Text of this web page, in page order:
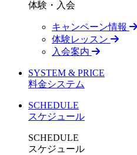
体験・入会
キャンペーン情報
体験レッスン
入会案内
SYSTEM & PRICE
料金システム
SCHEDULE
スケジュール
SCHEDULE
スケジュール